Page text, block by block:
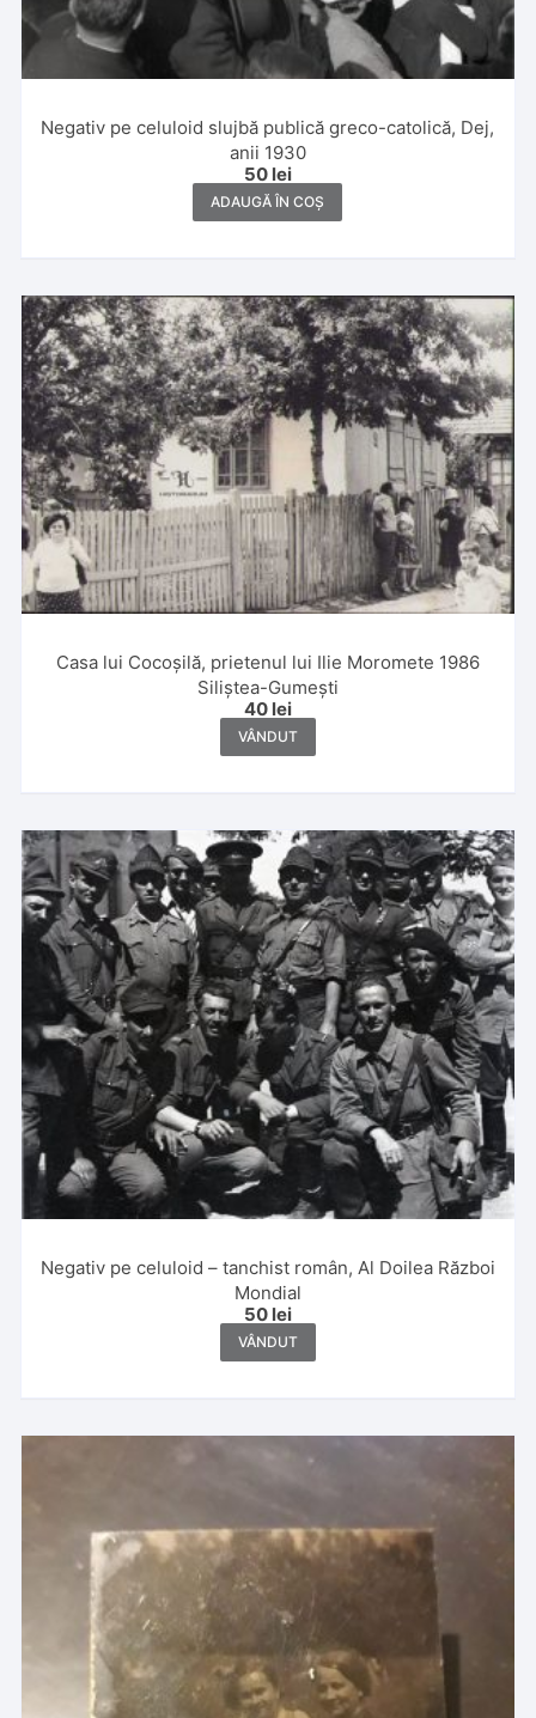
Negativ pe celuloid slujbă publică greco-catolică, Dej,
anii 1930
50 lei
ADAUGĂ ÎN COȘ
Casa lui Cocoșilă, prietenul lui Ilie Moromete 1986
Siliștea-Gumești
40 lei
VÂNDUT
Negativ pe celuloid – tanchist român, Al Doilea Război
Mondial
50 lei
VÂNDUT